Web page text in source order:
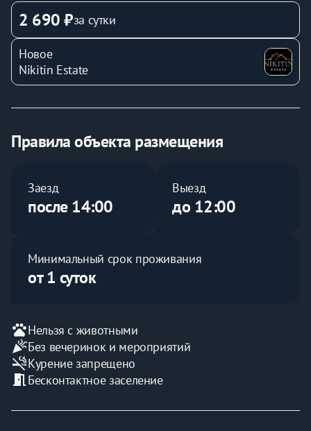
- Квартира рассчитана на 4 Гостей;
- Магазины, парковка, больница, детские площадки в
шаговой доступности
🛏️ Квартира оборудована всем необходимым для
комфортного проживания:
- Кухонными принадлежностями;
- Чистым и свежим постельным бельем;
- Комплектом по уходу за одеждой;
Почему нам доверяют более 3.000+ постоянных
гостей?
✔️Наши квартиры комфорт класса не предназначены
того, чтобы наши гости чувствовали себя как дома
2 690 ₽за сутки
Новое
Nikitin Estate
Правила объекта размещения
Заезд
после 14:00
Выезд
до 12:00
Минимальный срок проживания
от 1 суток
petsНельзя с животными
celebrationБез вечеринок и мероприятий
smoke_freeКурение запрещено
meeting_room Бесконтактное заселение